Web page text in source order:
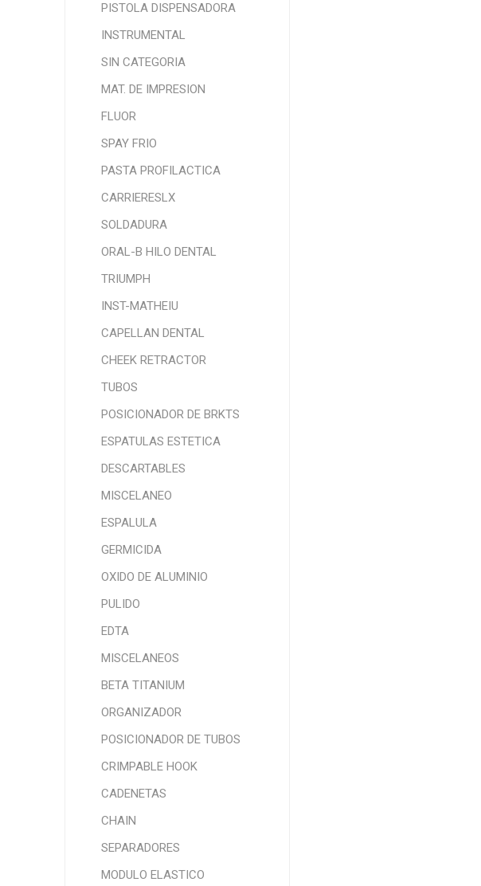
PISTOLA DISPENSADORA
INSTRUMENTAL
SIN CATEGORIA
MAT. DE IMPRESION
FLUOR
SPAY FRIO
PASTA PROFILACTICA
CARRIERESLX
SOLDADURA
ORAL-B HILO DENTAL
TRIUMPH
INST-MATHEIU
CAPELLAN DENTAL
CHEEK RETRACTOR
TUBOS
POSICIONADOR DE BRKTS
ESPATULAS ESTETICA
DESCARTABLES
MISCELANEO
ESPALULA
GERMICIDA
OXIDO DE ALUMINIO
PULIDO
EDTA
MISCELANEOS
BETA TITANIUM
ORGANIZADOR
POSICIONADOR DE TUBOS
CRIMPABLE HOOK
CADENETAS
CHAIN
SEPARADORES
MODULO ELASTICO